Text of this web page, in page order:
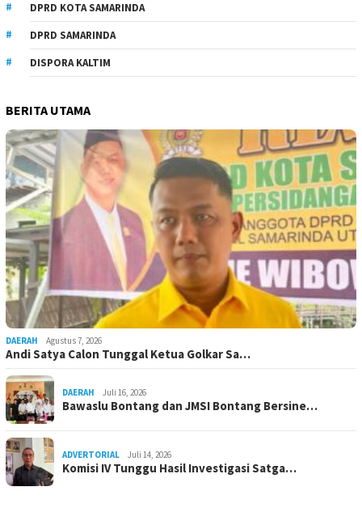
DPRD KOTA SAMARINDA
DPRD SAMARINDA
DISPORA KALTIM
BERITA UTAMA
DAERAH Agustus 7, 2026
Andi Satya Calon Tunggal Ketua Golkar Sa…
DAERAH Juli 16, 2026
Bawaslu Bontang dan JMSI Bontang Bersine…
ADVERTORIAL Juli 14, 2026
Komisi IV Tunggu Hasil Investigasi Satga…